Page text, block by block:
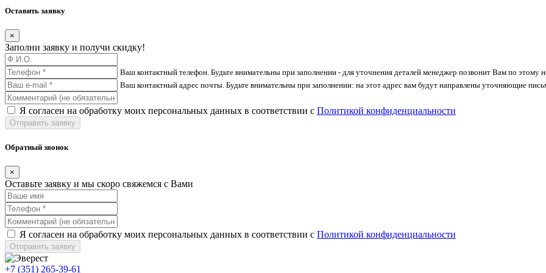
Оставить заявку
×
Заполни заявку и получи скидку!
Ваш контактный телефон. Будьте внимательны при заполнении - для уточнения деталей менеджер позвонит Вам по этому
Ваш контактный адрес почты. Будьте внимательны при заполнении: на этот адрес вам будут направлены уточняющие
Я согласен на обработку моих персональных данных в соответствии с Политикой конфиденциальности
Отправить заявку
Обратный звонок
×
Оставьте заявку и мы скоро свяжемся с Вами
Я согласен на обработку моих персональных данных в соответствии с Политикой конфиденциальности
Отправить заявку
+7 (351) 265-39-61